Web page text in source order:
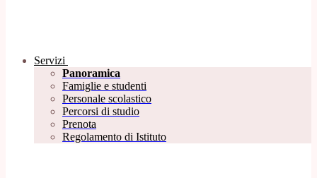
Servizi
Panoramica
Famiglie e studenti
Personale scolastico
Percorsi di studio
Prenota
Regolamento di Istituto